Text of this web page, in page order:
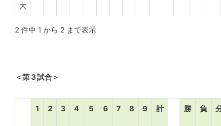
大
2 件中 1 から 2 まで表示
＜第３試合＞
1 2 3 4 5 6 7 8 9 計 勝 負